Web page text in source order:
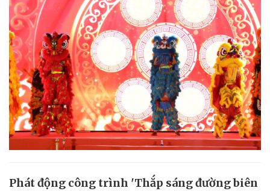
Phát động công trình 'Thắp sáng đường biên